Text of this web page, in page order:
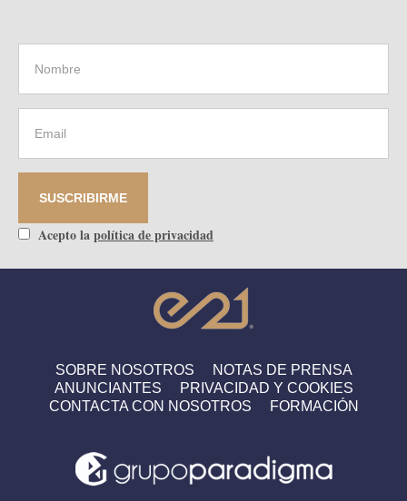
Acepto lapolítica de privacidad
SOBRE NOSOTROS
NOTAS DE PRENSA
ANUNCIANTES
PRIVACIDAD Y COOKIES
CONTACTA CON NOSOTROS
FORMACIÓN